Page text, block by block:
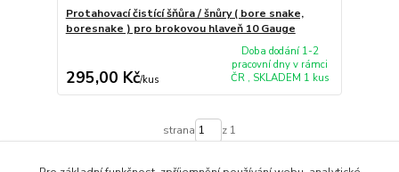
Protahovací čistící šňůra / šnůry ( bore snake,
boresnake ) pro brokovou hlaveň 10 Gauge
295,00 Kč/kus
Doba dodání 1-2
pracovní dny v rámci
ČR , SKLADEM 1 kus
strana z 1